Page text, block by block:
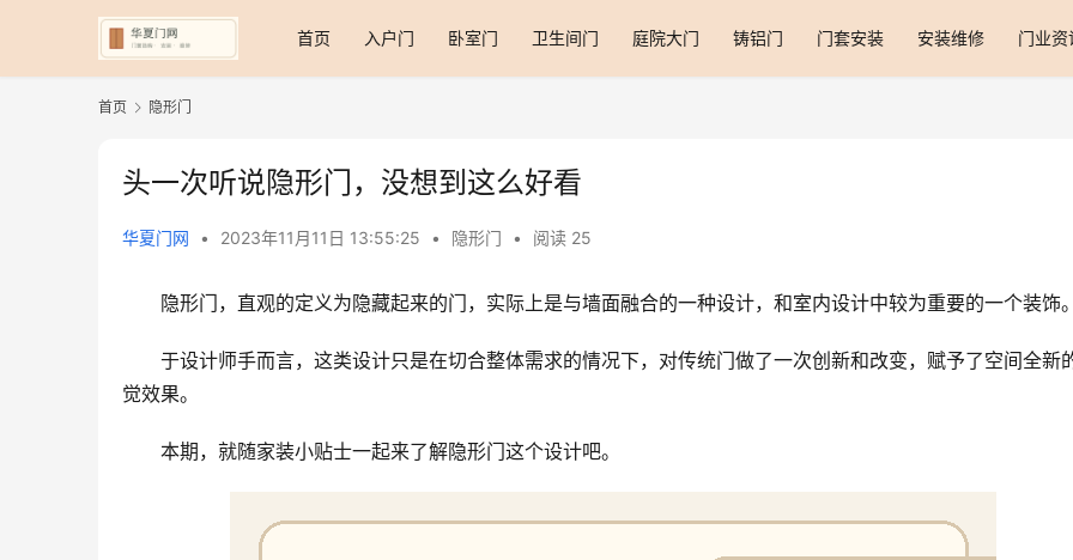
首页 入户门 卧室门 卫生间门 庭院大门 铸铝门 门套安装 安装维修 门业资
首页 隐形门
头一次听说隐形门，没想到这么好看
华夏门网 • 2023年11月11日 13:55:25 • 隐形门 • 阅读 25
隐形门，直观的定义为隐藏起来的门，实际上是与墙面融合的一种设计，和室内设计中较为重要的一个装饰
于设计师手而言，这类设计只是在切合整体需求的情况下，对传统门做了一次创新和改变，赋予了空间全新
觉效果。
本期，就随家装小贴士一起来了解隐形门这个设计吧。